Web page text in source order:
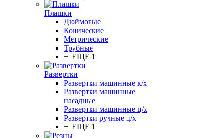
Плашки
Дюймовые
Конические
Метрические
Трубные
+ ЕЩЕ 1
Развертки
Развертки машинные к/х
Развертки машинные
насадные
Развертки машинные ц/х
Развертки ручные ц/х
+ ЕЩЕ 1